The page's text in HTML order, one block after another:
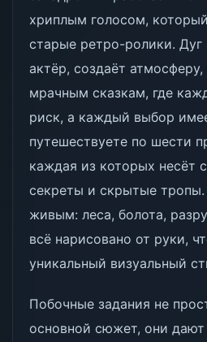
хриплым голосом,
старые ретро-ролики. Дуг
актёр, создаёт
мрачным сказкам, где
риск, а каждый выбор
путешествуете по шести
каждая из которых несёт
секреты и скрытые
живым: леса, болота,
всё нарисовано от руки,
уникальный визуальный
Побочные задания не
основной сюжет, они дают